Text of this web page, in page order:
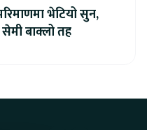
भेटियो सुन,
बाक्लो तह